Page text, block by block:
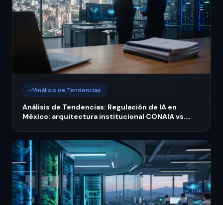
Análisis de Tendencias
Análisis de Tendencias: Regulación de IA en
México: arquitectura institucional CONAIA vs.